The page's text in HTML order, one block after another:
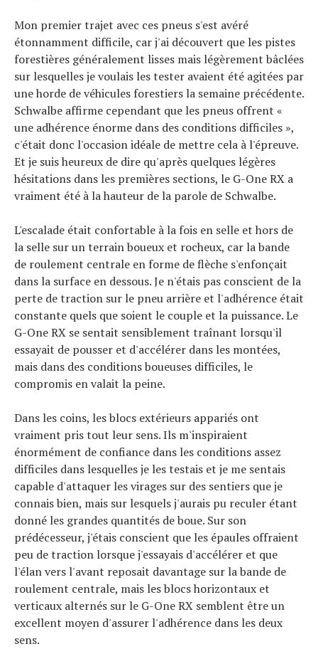
Mon premier trajet avec ces pneus s'est avéré
étonnamment difficile, car j'ai découvert que les pistes
forestières généralement lisses mais légèrement bâclées
sur lesquelles je voulais les tester avaient été agitées par
une horde de véhicules forestiers la semaine précédente.
Schwalbe affirme cependant que les pneus offrent «
une adhérence énorme dans des conditions difficiles »,
c'était donc l'occasion idéale de mettre cela à l'épreuve.
Et je suis heureux de dire qu'après quelques légères
hésitations dans les premières sections, le G-One RX a
vraiment été à la hauteur de la parole de Schwalbe.
L'escalade était confortable à la fois en selle et hors de
la selle sur un terrain boueux et rocheux, car la bande
de roulement centrale en forme de flèche s'enfonçait
dans la surface en dessous. Je n'étais pas conscient de la
perte de traction sur le pneu arrière et l'adhérence était
constante quels que soient le couple et la puissance. Le
G-One RX se sentait sensiblement traînant lorsqu'il
essayait de pousser et d'accélérer dans les montées,
mais dans des conditions boueuses difficiles, le
compromis en valait la peine.
Dans les coins, les blocs extérieurs appariés ont
vraiment pris tout leur sens. Ils m'inspiraient
énormément de confiance dans les conditions assez
difficiles dans lesquelles je les testais et je me sentais
capable d'attaquer les virages sur des sentiers que je
connais bien, mais sur lesquels j'aurais pu reculer étant
donné les grandes quantités de boue. Sur son
prédécesseur, j'étais conscient que les épaules offraient
peu de traction lorsque j'essayais d'accélérer et que
l'élan vers l'avant reposait davantage sur la bande de
roulement centrale, mais les blocs horizontaux et
verticaux alternés sur le G-One RX semblent être un
excellent moyen d'assurer l'adhérence dans les deux
sens.